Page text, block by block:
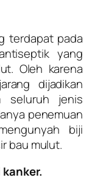
terdapat pada
yang
Oleh karena
dijadikan
seluruh jenis
penemuan
biji
bau mulut.